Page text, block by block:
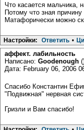
Что касается мальчика,
Потому что зная
Матафорически можно
Настройки: Ответить •
аффект. лабильность
Написано: Goodеnough
Дата: February 06, 2006
Спасибо Константин
"Подвижная" нервная
Гризли и Вам спасибо!